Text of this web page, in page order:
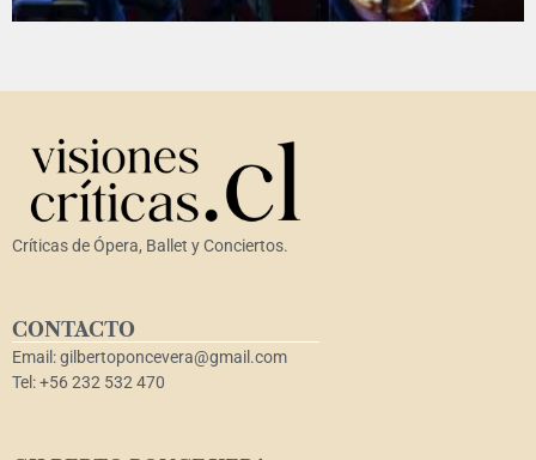
Críticas de Ópera, Ballet y Conciertos.
CONTACTO
Email: gilbertoponcevera@gmail.com
Tel: +56 232 532 470